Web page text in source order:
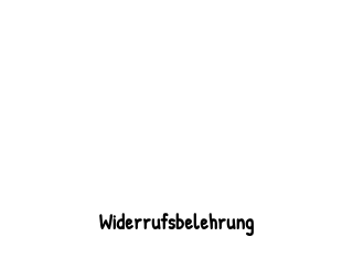
Widerrufsbelehrung